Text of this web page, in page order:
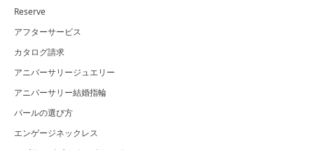
Reserve
アフターサービス
カタログ請求
アニバーサリージュエリー
アニバーサリー結婚指輪
パールの選び方
エンゲージネックレス